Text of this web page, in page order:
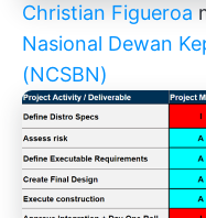
Christian Figueroa
Nasional Dewan
(NCSBN)